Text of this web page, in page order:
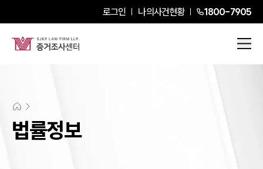
로그인 나의사건현황 1800-7905
법률정보